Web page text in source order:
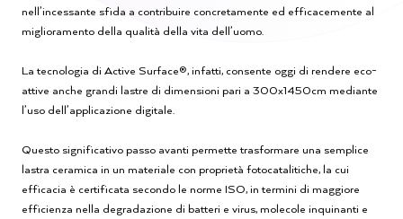
nell’incessante sfida a contribuire concretamente ed efficacemente al
miglioramento della qualità della vita dell’uomo.
La tecnologia di Active Surface®, infatti, consente oggi di rendere eco-
attive anche grandi lastre di dimensioni pari a 300x1450cm mediante
l’uso dell’applicazione digitale.
Questo significativo passo avanti permette trasformare una semplice
lastra ceramica in un materiale con proprietà fotocatalitiche, la cui
efficacia è certificata secondo le norme ISO, in termini di maggiore
efficienza nella degradazione di batteri e virus, molecole inquinanti e